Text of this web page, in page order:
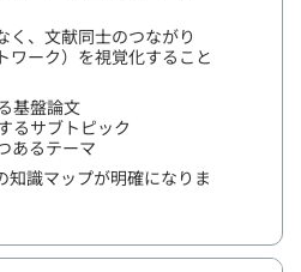
く、文献同士のつながり
ワーク）を視覚化すること
基盤論文
るサブトピック
あるテーマ
知識マップが明確になりま